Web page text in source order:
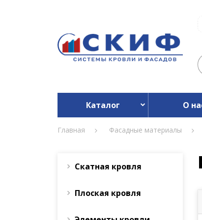
Каталог О
Главная Фасадные материалы
Скатная кровля
Плоская кровля